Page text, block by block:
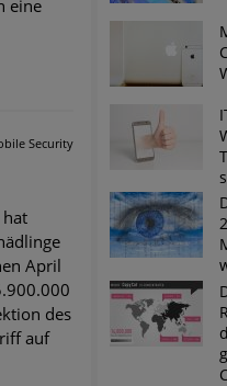
Unternehmen dürfen
Experten vor Tsunami
Harpoon Whaling?
– Amazon hat nun
und Nutzer im Visier der
eine
Security
April
des
auf